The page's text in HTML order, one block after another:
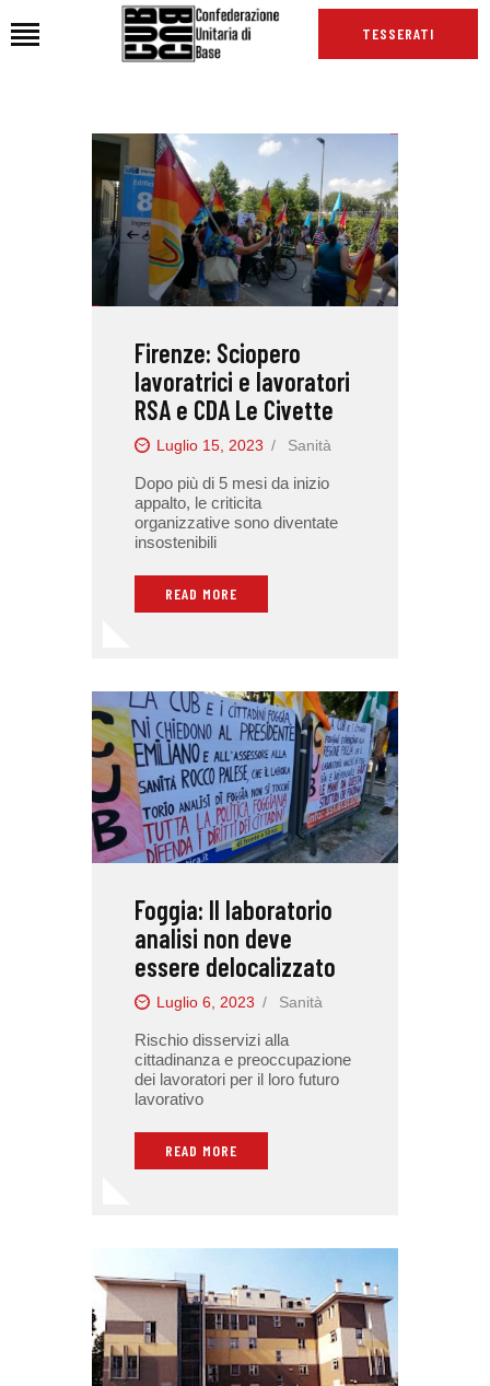
TESSERATI
HOME
CHI SIAMO
SEDI
NEWS
PODCAST CUB
INTERNAZIONALE
RASSEGNA STAMPA
Firenze: Sciopero
lavoratrici e lavoratori
RSA e CDA Le Civette
Luglio 15, 2023 Sanità
Dopo più di 5 mesi da inizio
appalto, le criticita
organizzative sono diventate
insostenibili
READ MORE
Foggia: Il laboratorio
analisi non deve
essere delocalizzato
Luglio 6, 2023 Sanità
Rischio disservizi alla
cittadinanza e preoccupazione
dei lavoratori per il loro futuro
lavorativo
READ MORE